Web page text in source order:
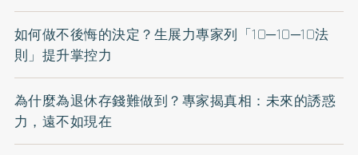
如何做不後悔的決定？生展力專家列「10─10─10法
則」提升掌控力
為什麼為退休存錢難做到？專家揭真相：未來的誘惑
力，遠不如現在